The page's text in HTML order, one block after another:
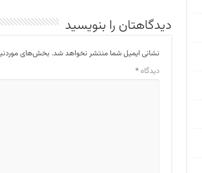
دیدگاهتان را بنویسید
نشانی ایمیل شما منتشر نخواهد شد. بخش‌های
دیدگاه*